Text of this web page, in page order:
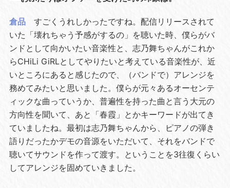
倉品
すごくうれしかったですね。配信リリースされて
いた「壊れちゃう予感がするの」を聴いた時、僕らがバ
ンドとして向かいたい音楽性と、志乃舞ちゃんがこれか
らCHiLi GiRLとしてやりたいと考えている音楽性が、近
いところにあると感じたので、（バンドで）アレンジを
務めてみたいと思いました。僕らが元々あるオーセンテ
ィックな曲っていうか、普遍性を持った曲と言う大元の
方向性を聞いて、あと「春霞」とかキーワードが出てき
ていましたね。最初は志乃舞ちゃんから、ピアノの弾き
語りだったかデモの音源をいただいて、それをバンドで
聴いてサウンドを作って渡す。ということを3往復くらい
してアレンジを固めていきました。